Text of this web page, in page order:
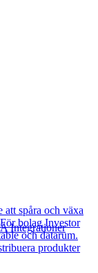
att spåra och växa
För bolag Investor
och datarum.
produkter
Integrationer